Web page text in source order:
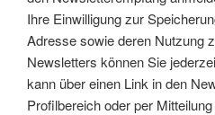
Ihre Einwilligung zur
Adresse sowie deren Nutzung
Newsletters können Sie
kann über einen Link in den
Profilbereich oder per